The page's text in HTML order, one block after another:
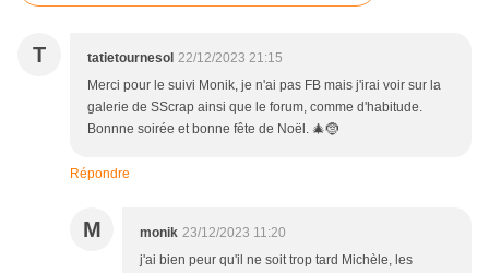
T tatietournesol 22/12/2023 21:15
Merci pour le suivi Monik, je n'ai pas FB mais j'irai voir sur la
galerie de SScrap ainsi que le forum, comme d'habitude.
Bonnne soirée et bonne fête de Noël. 🎄🤶
Répondre
M monik 23/12/2023 11:20
j'ai bien peur qu'il ne soit trop tard Michèle, les